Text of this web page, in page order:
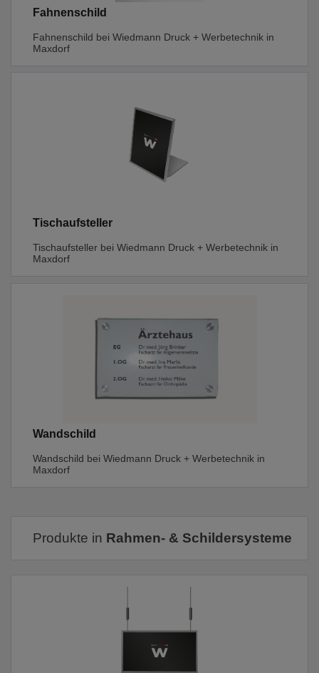
Fahnenschild
Fahnenschild bei Wiedmann Druck + Werbetechnik in
Maxdorf
Tischaufsteller
Tischaufsteller bei Wiedmann Druck + Werbetechnik in
Maxdorf
Wandschild
Wandschild bei Wiedmann Druck + Werbetechnik in
Maxdorf
Produkte in Rahmen- & Schildersysteme